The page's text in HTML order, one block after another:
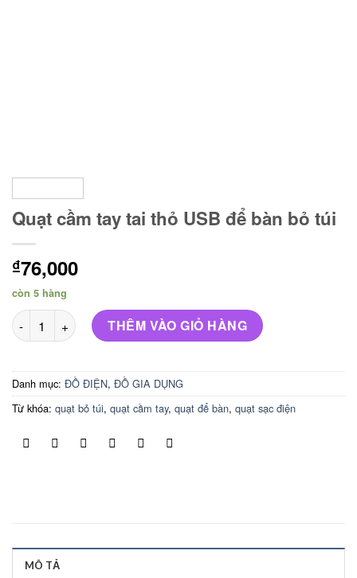
Quạt cầm tay tai thỏ USB để bàn bỏ túi
₫76,000
còn 5 hàng
Quạt cầm tay tai thỏ USB để bàn bỏ túi số lượng
THÊM VÀO GIỎ HÀNG
Danh mục: ĐỒ ĐIỆN, ĐỒ GIA DỤNG
Từ khóa: quạt bỏ túi, quạt cầm tay, quạt để bàn, quạt sạc điện
MÔ TẢ